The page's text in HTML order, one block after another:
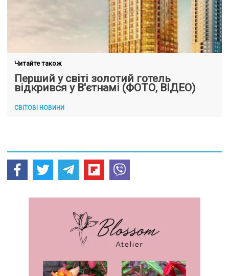
Читайте також
Перший у світі золотий готель
відкрився у В'єтнамі (ФОТО, ВІДЕО)
СВІТОВІ НОВИНИ